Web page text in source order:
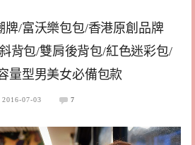
牌/富沃樂包包/香港原創品牌
背包/雙肩後背包/紅色迷彩包/
量型男美女必備包款
2016-07-03 7